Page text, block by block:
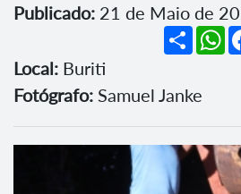
Publicado: 21 de Maio de
Share
Local: Buriti
Fotógrafo: Samuel Janke